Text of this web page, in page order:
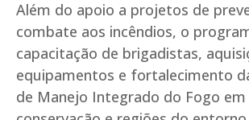
Além do apoio a projetos de
combate aos incêndios, o
capacitação de brigadistas,
equipamentos e fortalecimento
de Manejo Integrado do Fogo em